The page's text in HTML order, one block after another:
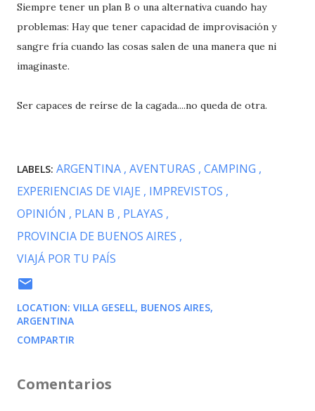
Siempre tener un plan B o una alternativa cuando hay
problemas: Hay que tener capacidad de improvisación y
sangre fría cuando las cosas salen de una manera que ni
imaginaste.
Ser capaces de reírse de la cagada....no queda de otra.
LABELS: ARGENTINA AVENTURAS CAMPING
EXPERIENCIAS DE VIAJE
IMPREVISTOS
OPINIÓN
PLAN B
PLAYAS
PROVINCIA DE BUENOS AIRES
VIAJÁ POR TU PAÍS
LOCATION: VILLA GESELL, BUENOS AIRES,
ARGENTINA
COMPARTIR
Comentarios